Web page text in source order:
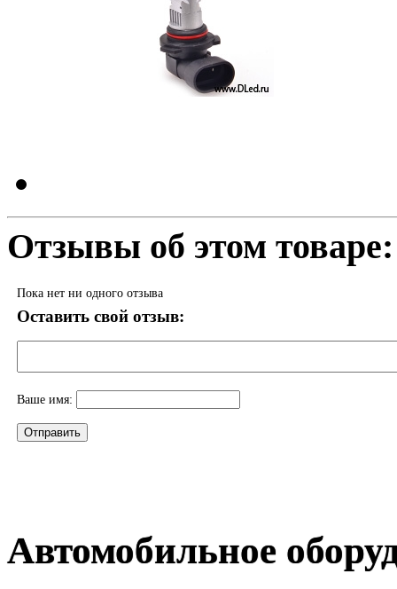
Отзывы об этом товаре:
Пока нет ни одного отзыва
Оставить свой отзыв:
Ваше имя:
Автомобильное